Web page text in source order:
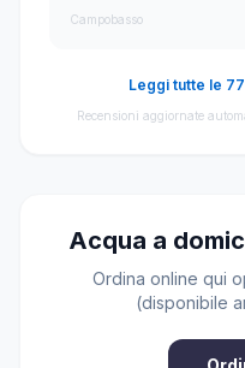
Campobasso
Leggi tutte le
Recensioni aggiornate
Acqua a
Ordina online qui
(disponibile